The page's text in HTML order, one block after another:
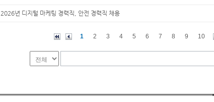
2026년 디지털 마케팅 경력직, 안전 경력직 채용
1 2 3 4 5 6 7 8 9 10